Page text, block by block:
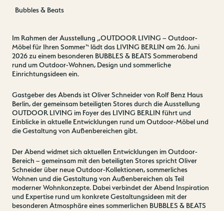
Bubbles & Beats
Im Rahmen der Ausstellung „OUTDOOR LIVING – Outdoor-
Möbel für Ihren Sommer“ lädt das LIVING BERLIN am 26. Juni
2026 zu einem besonderen BUBBLES & BEATS Sommerabend
rund um Outdoor-Wohnen, Design und sommerliche
Einrichtungsideen ein.
Gastgeber des Abends ist Oliver Schneider von Rolf Benz Haus
Berlin, der gemeinsam beteiligten Stores durch die Ausstellung
OUTDOOR LIVING im Foyer des LIVING BERLIN führt und
Einblicke in aktuelle Entwicklungen rund um Outdoor-Möbel und
die Gestaltung von Außenbereichen gibt.
Der Abend widmet sich aktuellen Entwicklungen im Outdoor-
Bereich – gemeinsam mit den beteiligten Stores spricht Oliver
Schneider über neue Outdoor-Kollektionen, sommerliches
Wohnen und die Gestaltung von Außenbereichen als Teil
moderner Wohnkonzepte. Dabei verbindet der Abend Inspiration
und Expertise rund um konkrete Gestaltungsideen mit der
besonderen Atmosphäre eines sommerlichen BUBBLES & BEATS